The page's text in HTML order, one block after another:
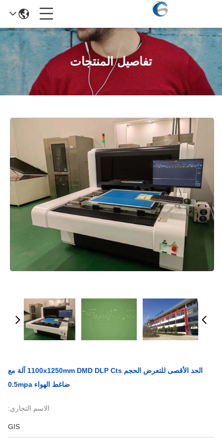
تفاصيل المنتجات
الحد الأقصى للتعرض الحجم 1100x1250mm DMD DLP Cts آلة مع
ضاغط الهواء 0.5mpa
الاسم التجاري:
GIS